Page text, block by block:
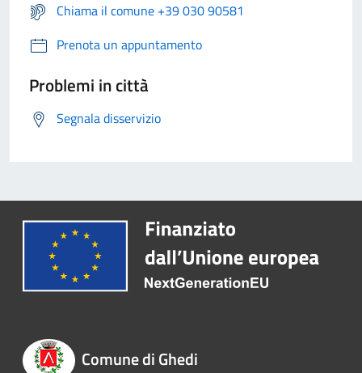
Chiama il comune +39 030 90581
Prenota un appuntamento
Problemi in città
Segnala disservizio
Comune di Ghedi